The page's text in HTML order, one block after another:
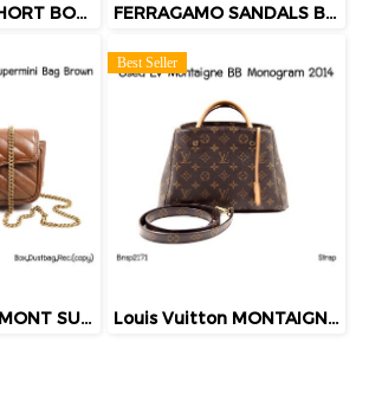
FERRAGAMO SHORT BOOTS S.7 FERRAGAMO SANDALS BLACK SIZE7
GUCCI GG MARMONT SUPERMINI BAG BROWN 2022
Best Seller
Louis Vuitton MONTAIGNE BB MONOGRAM 2014